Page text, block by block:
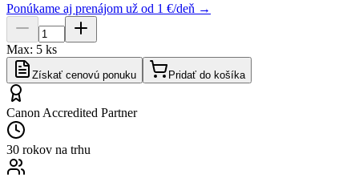
Ponúkame aj prenájom už od 1 €/deň →
Max: 5 ks
Získať cenovú ponuku Pridať do košíka
Canon Accredited Partner
30 rokov na trhu